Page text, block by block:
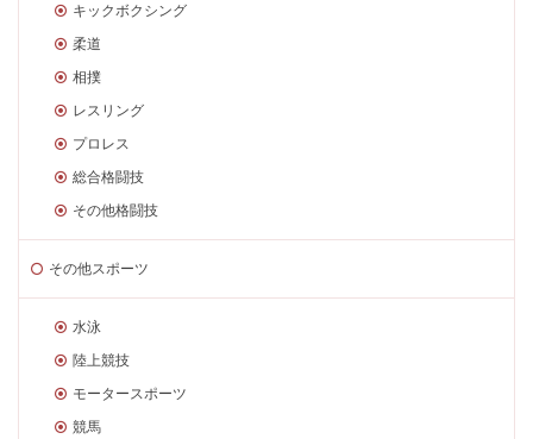
キックボクシング
柔道
相撲
レスリング
プロレス
総合格闘技
その他格闘技
その他スポーツ
水泳
陸上競技
モータースポーツ
競馬